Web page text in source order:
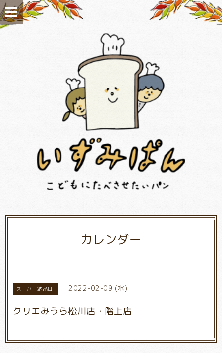
カレンダー
スーパー納品日 2022-02-09 (水)
クリエみうら松川店・階上店